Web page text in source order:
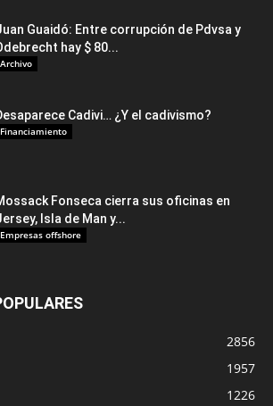
Guaidó: Entre corrupción de Pdvsa y
hay $ 80...
Archivo
Cadivi… ¿Y el cadivismo?
Financiamiento
Fonseca cierra sus oficinas en
Isla de Man y...
Empresas offshore
2856
1957
1226